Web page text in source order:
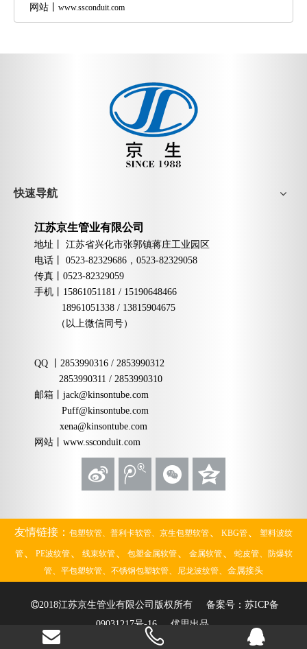
网站 www.ssconduit.com
快速导航
江苏京生管业有限公司
地址丨 江苏省兴化市张郭镇蒋庄工业园区
电话丨 0523-82329686，0523-82329058
传真丨 0523-82329059
手机
15861051181 / 15190648466
18961051338 / 13815904675
（以上微信同号）
QQ
2853990316 / 2853990312
2853990311 / 2853990310
邮箱
jack@kinsontube.com
Puff@kinsontube.com
xena@kinsontube.com
网站 丨www.ssconduit.com
友情链接： 包塑软管、 普利卡软管、 京生包塑软管、 KBG管、 塑料波纹
管、 PE波纹管、 线束软管、 包塑金属软管、 金属软管、 蛇皮管、
防爆软
管、 平包塑软管、 不锈钢包塑软管、 尼龙波纹管、金属接头
2018江苏京生管业有限公司版权所有 备案号： 苏ICP备
09031217号-16优思出品